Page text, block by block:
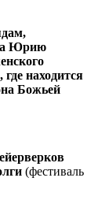
Юрию
находится
Божьей
(фестиваль